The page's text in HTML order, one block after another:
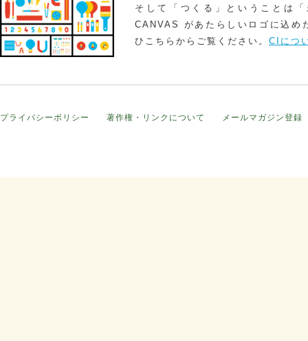
そして「つくる」ということは
CANVAS があたらしいロゴに込め
ひこちらからご覧ください。 CIにつ
プライバシーポリシー 著作権・リンクについて メールマガジン登録